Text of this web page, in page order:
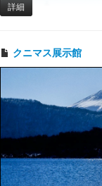
詳細
クニマス展示館